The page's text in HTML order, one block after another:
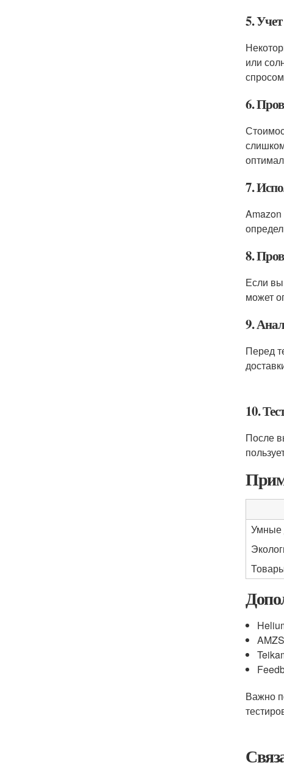
5.
или
6.
7.
8.
Если
может
9.
Перед
10.
После
Умные
Важно